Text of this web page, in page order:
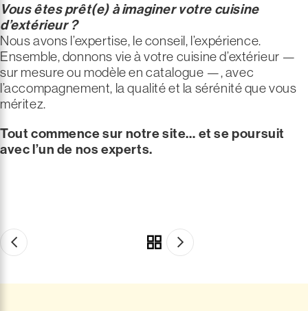
Vous êtes prêt(e) à imaginer votre cuisine
d’extérieur ?
Nous avons l’expertise, le conseil, l’expérience.
Ensemble, donnons vie à votre cuisine d’extérieur —
sur mesure ou modèle en catalogue —, avec
l’accompagnement, la qualité et la sérénité que vous
méritez.
Tout commence sur notre site… et se poursuit
avec l’un de nos experts.
Envie de découvrir nos
modèles
CUISINE EXTÉRIEURE SUR MESURE
Ou de créer votre
cuisine sur mesure